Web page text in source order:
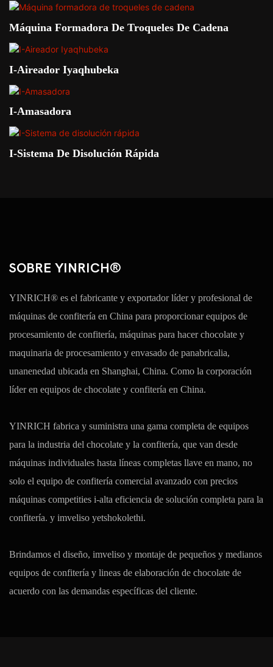
Máquina Formadora De Troqueles De Cadena
I-Aireador Iyaqhubeka
I-Amasadora
I-Sistema De Disolución Rápida
SOBRE YINRICH®
YINRICH® es el fabricante y exportador líder y profesional de
máquinas de confitería en China para proporcionar equipos de
procesamiento de confitería, máquinas para hacer chocolate y
maquinaria de procesamiento y envasado de panabricalia,
unanenedad ubicada en Shanghai, China. Como la corporación
líder en equipos de chocolate y confitería en China.
YINRICH fabrica y suministra una gama completa de equipos
para la industria del chocolate y la confitería, que van desde
máquinas individuales hasta líneas completas llave en mano, no
solo el equipo de confitería comercial avanzado con precios
máquinas competities i-alta eficiencia de solución completa para la
confitería. y imveliso yetshokolethi.
Brindamos el diseño, imveliso y montaje de pequeños y medianos
equipos de confitería y lineas de elaboración de chocolate de
acuerdo con las demandas específicas del cliente.